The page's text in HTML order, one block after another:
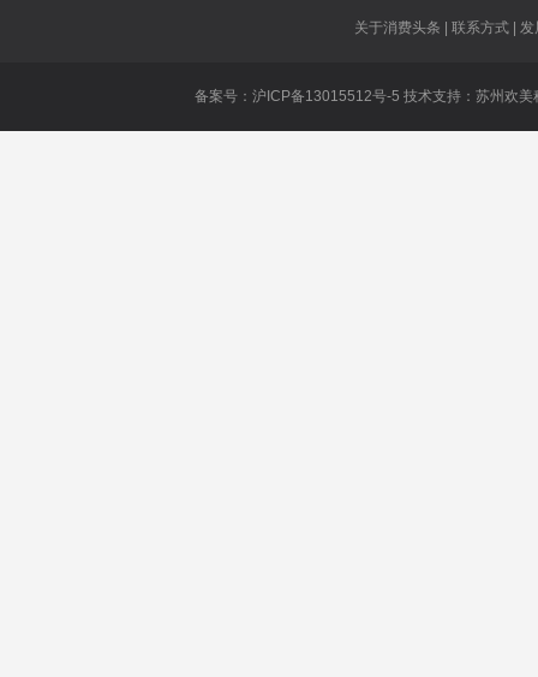
关于消费头条 | 联系方式 |
备案号：沪ICP备13015512号-5 技术支持： 苏州欢美